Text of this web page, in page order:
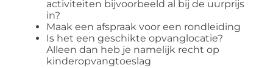
activiteiten bijvoorbeeld al bij de uurprijs
in?
Maak een afspraak voor een rondleiding
Is het een geschikte opvanglocatie?
Alleen dan heb je namelijk recht op
kinderopvangtoeslag